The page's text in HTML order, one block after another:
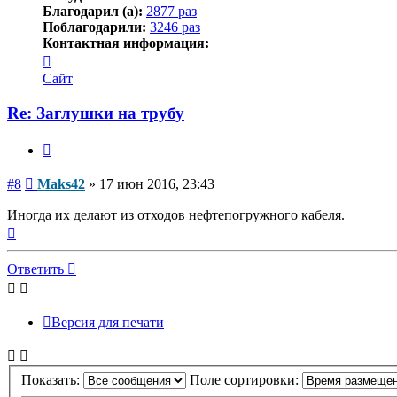
Благодарил (а): 2877 раз
Поблагодарили: 3246 раз
Контактная информация:
информация
Сайт
Re: Заглушки на трубу
#8 Сообщение
Maks42 » 17 июн 2016, 23:43
Иногда их делают из отходов нефтепогружного кабеля.
началу
Ответить
Версия для печати
Показать: Поле сортировки: